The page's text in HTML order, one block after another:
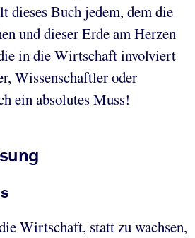
dieses Buch jedem, dem die
und dieser Erde am Herzen
in die Wirtschaft involviert
Wissenschaftler oder
ein absolutes Muss!
Wirtschaft, statt zu wachsen,